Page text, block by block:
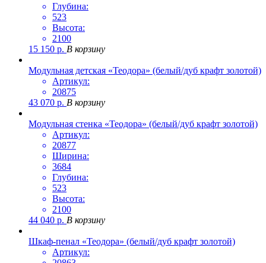
Глубина:
523
Высота:
2100
15 150 р. В корзину
Модульная детская «Теодора» (белый/дуб крафт золотой)
Артикул:
20875
43 070 р. В корзину
Модульная стенка «Теодора» (белый/дуб крафт золотой)
Артикул:
20877
Ширина:
3684
Глубина:
523
Высота:
2100
44 040 р. В корзину
Шкаф-пенал «Теодора» (белый/дуб крафт золотой)
Артикул: